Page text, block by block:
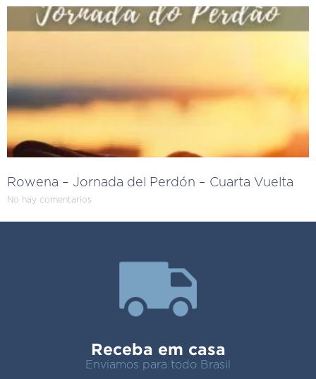
Rowena – Jornada del Perdón – Cuarta Vuelta
No hay comentarios
Receba em casa
Enviamos para todo Brasil